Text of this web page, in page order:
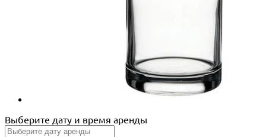
Выберите дату и время аренды